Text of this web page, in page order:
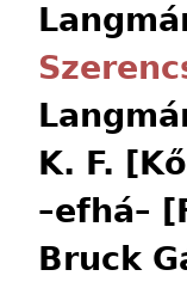
K. F.
–efhá–
Bruck